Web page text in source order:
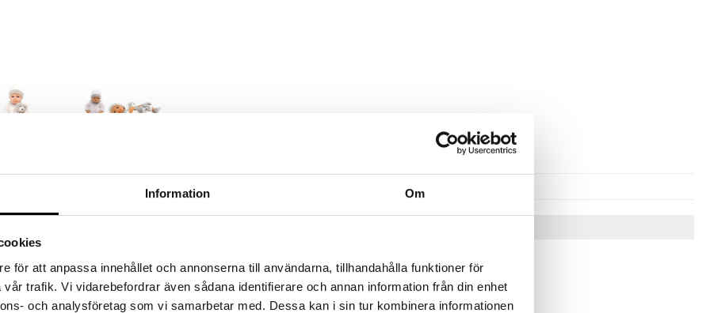
Information Om
för att anpassa innehållet och annonserna till användarna, tillhandahålla funktioner för
trafik. Vi vidarebefordrar även sådana identifierare och annan information från din enhet
och analysföretag som vi samarbetar med. Dessa kan i sin tur kombinera informationen
KERRO YSTÄVÄLLE
täydelliseen ensimmäiseen parhaaseen ystävään!
on kovarunkoinen ja sopii sekä leikkiin että
vauvanvaatteet ja mukanaan oma pehmeä
seikkailuihin. Täydellinen roolileikkeihin, halailuun
iloa ja turvallisuutta kaikille pienille nukenystäville.